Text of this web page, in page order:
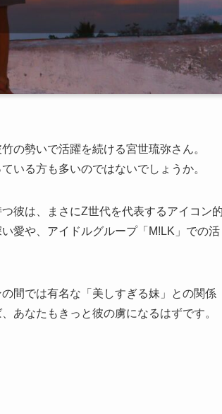
の勢いで活躍を続ける宮世琉弥さん。
いる方も多いのではないでしょうか。
彼は、まさにZ世代を代表するアイコン
愛や、アイドルグループ「M!LK」での活
間では有名な「美しすぎる妹」との関係
あなたもきっと彼の虜になるはずです。